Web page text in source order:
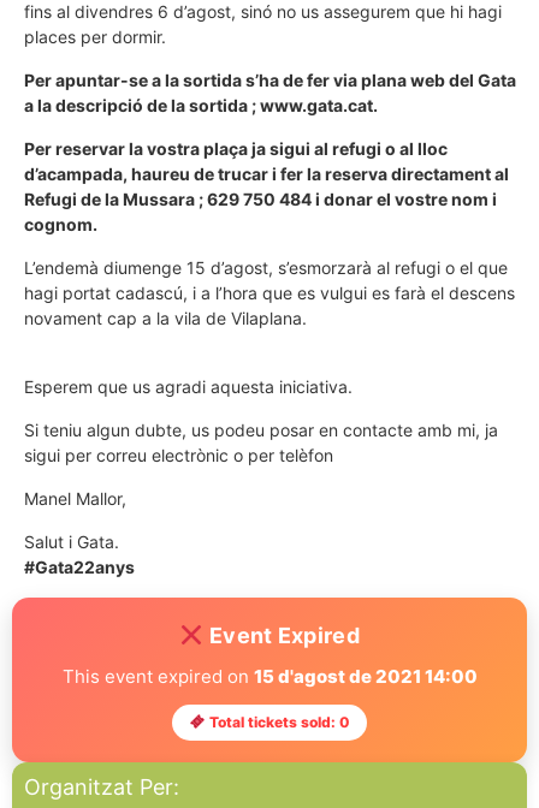
fins al divendres 6 d’agost, sinó no us assegurem que hi hagi
places per dormir.
Per apuntar-se a la sortida s’ha de fer via plana web del Gata
a la descripció de la sortida ; www.gata.cat.
Per reservar la vostra plaça ja sigui al refugi o al lloc
d’acampada, haureu de trucar i fer la reserva directament al
Refugi de la Mussara ; 629 750 484 i donar el vostre nom i
cognom.
L’endemà diumenge 15 d’agost, s’esmorzarà al refugi o el que
hagi portat cadascú, i a l’hora que es vulgui es farà el descens
novament cap a la vila de Vilaplana.
Esperem que us agradi aquesta iniciativa.
Si teniu algun dubte, us podeu posar en contacte amb mi, ja
sigui per correu electrònic o per telèfon
Manel Mallor,
Salut i Gata.
#Gata22anys
Event Expired
This event expired on 15 d'agost de 2021 14:00
Total tickets sold: 0
Organitzat Per: